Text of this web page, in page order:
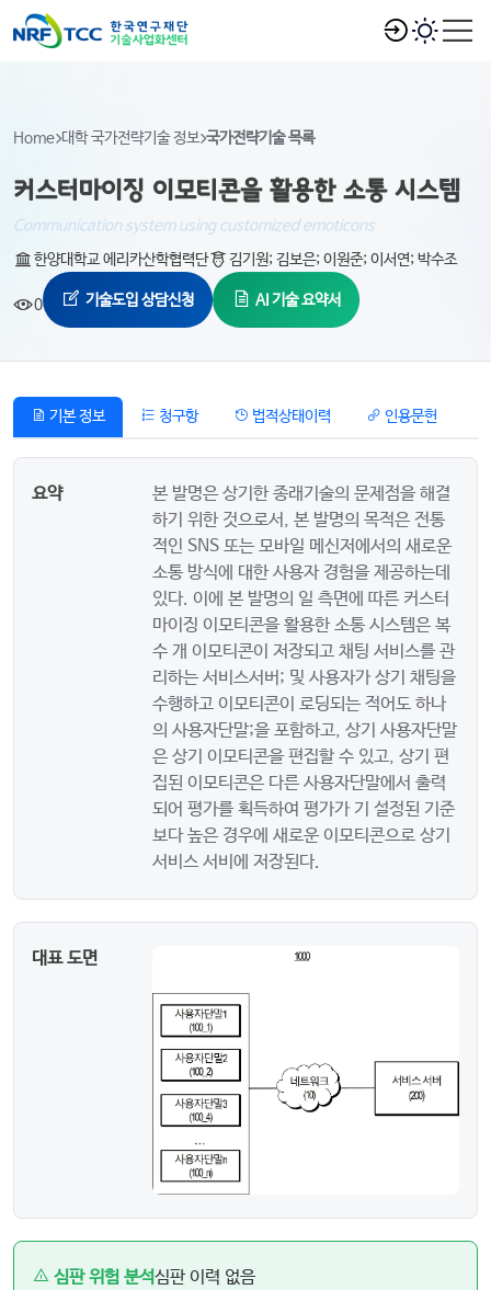
Home 대학 국가전략기술 정보 국가전략기술 목록
커스터마이징 이모티콘을 활용한 소통 시스템
Communication system using customized emoticons
한양대학교 에리카산학협력단
김기원; 김보은; 이원준; 이서연; 박수조
0 기술도입 상담신청 AI 기술 요약서
기본 정보 청구항 법적상태이력 인용문헌
요약
본 발명은 상기한 종래기술의 문제점을 해결
하기 위한 것으로서, 본 발명의 목적은 전통
적인 SNS 또는 모바일 메신저에서의 새로운
소통 방식에 대한 사용자 경험을 제공하는데
있다. 이에 본 발명의 일 측면에 따른 커스터
마이징 이모티콘을 활용한 소통 시스템은 복
수 개 이모티콘이 저장되고 채팅 서비스를 관
리하는 서비스서버; 및 사용자가 상기 채팅을
수행하고 이모티콘이 로딩되는 적어도 하나
의 사용자단말;을 포함하고, 상기 사용자단말
은 상기 이모티콘을 편집할 수 있고, 상기 편
집된 이모티콘은 다른 사용자단말에서 출력
되어 평가를 획득하여 평가가 기 설정된 기준
보다 높은 경우에 새로운 이모티콘으로 상기
서비스 서비에 저장된다.
대표 도면
심판 위험 분석심판 이력 없음